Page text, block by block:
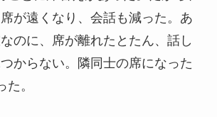
が遠くなり、会話も減った。あ
のに、席が離れたとたん、話し
からない。隣同士の席になった
。